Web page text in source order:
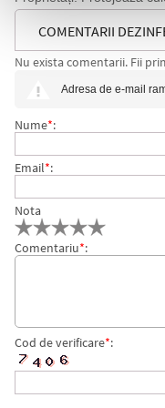
COMENTARII
L, PURE CARE IGIENOL
Nu exista comentarii. Fii
Adresa de e-mail
Nume*:
Email*:
Nota
Comentariu*:
Cod de verificare*: